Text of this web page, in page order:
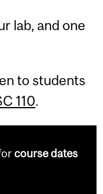
lab, and one
to students
110.
course dates